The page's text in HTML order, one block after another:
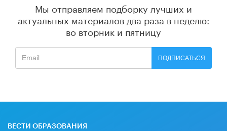
Мы отправляем подборку лучших и
актуальных материалов два раза в неделю:
во вторник и пятницу
ПОДПИСАТЬСЯ
ВЕСТИ ОБРАЗОВАНИЯ